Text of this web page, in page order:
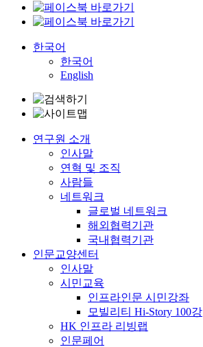
한국어
한국어
English
연구원 소개
인사말
연혁 및 조직
사람들
네트워크
글로벌 네트워크
해외협력기관
국내협력기관
인문교양센터
인사말
시민교육
인프라인문 시민강좌
모빌리티 Hi-Story 100강
HK 인프라 리빙랩
인문페어